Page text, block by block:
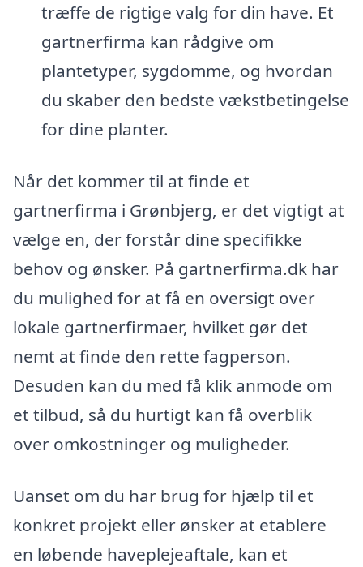
træffe de rigtige valg for din have. Et
gartnerfirma kan rådgive om
plantetyper, sygdomme, og hvordan
du skaber den bedste vækstbetingelse
for dine planter.
Når det kommer til at finde et
gartnerfirma i Grønbjerg, er det vigtigt at
vælge en, der forstår dine specifikke
behov og ønsker. På gartnerfirma.dk har
du mulighed for at få en oversigt over
lokale gartnerfirmaer, hvilket gør det
nemt at finde den rette fagperson.
Desuden kan du med få klik anmode om
et tilbud, så du hurtigt kan få overblik
over omkostninger og muligheder.
Uanset om du har brug for hjælp til et
konkret projekt eller ønsker at etablere
en løbende haveplejeaftale, kan et